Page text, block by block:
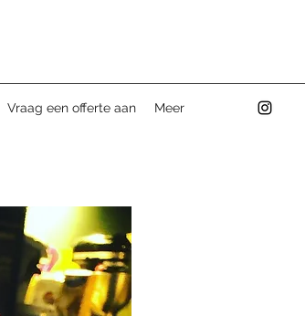
Vraag een offerte aan Meer